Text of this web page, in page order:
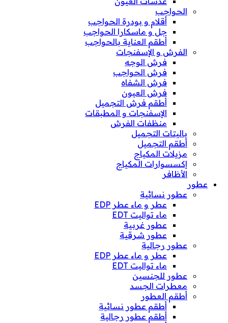
الحواجب
أقلام و بودرة الحواجب
جل و ماسكارا الحواجب
أطقم العناية بالحواجب
الفرش و الإسفنجات
فرش الوجه
فرش الحواجب
فرش الشفاه
فرش العيون
أطقم فرش التجميل
الإسفنجات و المطبقات
منظفات الفرش
باليتات التجميل
أطقم التجميل
مزيلات المكياج
إكسسوارات المكياج
الأظافر
عطور
عطور نسائية
عطر و ماء عطر EDP
ماء تواليت EDT
عطور غربية
عطور شرقية
عطور رجالية
عطر و ماء عطر EDP
ماء تواليت EDT
عطور للجنسين
معطرات الجسد
أطقم العطور
أطقم عطور نسائية
أطقم عطور رجالية